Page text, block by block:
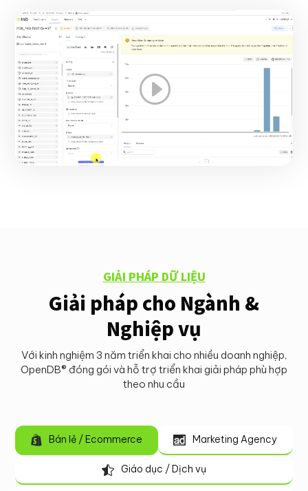
GIẢI PHÁP DỮ LIỆU
Giải pháp cho Ngành &
Nghiệp vụ
Với kinh nghiệm 3 năm triển khai cho nhiều doanh nghiệp,
OpenDB® đóng gói và hỗ trợ triển khai giải pháp phù hợp
theo nhu cầu
Bán lẻ / Ecommerce
 Marketing Agency

Giáo dục / Dịch vụ
